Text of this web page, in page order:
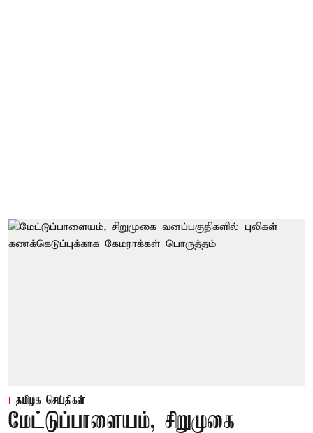
தமிழக செய்திகள்
மேட்டுப்பாளையம், சிறுமுகை